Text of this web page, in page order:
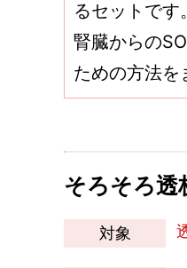
るセットです。
腎臓からの
ための方法を
そろそろ透
対象